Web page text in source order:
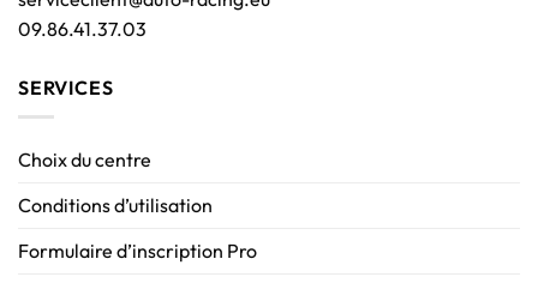
09.86.41.37.03
SERVICES
Choix du centre
Conditions d’utilisation
Formulaire d’inscription Pro